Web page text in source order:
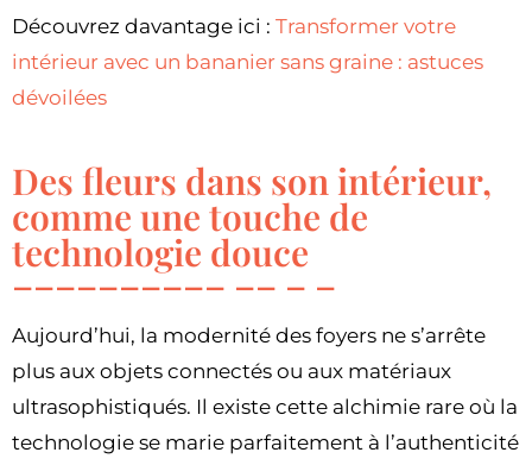
Découvrez davantage ici : Transformer votre
intérieur avec un bananier sans graine : astuces
dévoilées
Des fleurs dans son intérieur,
comme une touche de
technologie douce
Aujourd’hui, la modernité des foyers ne s’arrête
plus aux objets connectés ou aux matériaux
ultrasophistiqués. Il existe cette alchimie rare où la
technologie se marie parfaitement à l’authenticité